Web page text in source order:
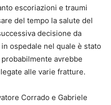
escoriazioni e traumi
del tempo la salute del
decisione da
ospedale nel quale è stato
avrebbe
alle varie fratture.
Corrado e Gabriele